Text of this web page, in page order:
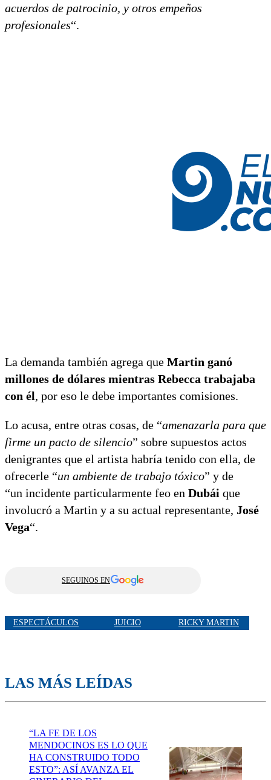
acuerdos de patrocinio, y otros empeños
profesionales“.
La demanda también agrega que Martin ganó
millones de dólares mientras Rebecca trabajaba
con él, por eso le debe importantes comisiones.
Lo acusa, entre otras cosas, de “amenazarla para que
firme un pacto de silencio” sobre supuestos actos
denigrantes que el artista habría tenido con ella, de
ofrecerle “un ambiente de trabajo tóxico” y de
“un incidente particularmente feo en Dubái que
involucró a Martin y a su actual representante, José
Vega“.
SEGUINOS EN
ESPECTÁCULOS JUICIO RICKY MARTIN
LAS MÁS LEÍDAS
“LA FE DE LOS
MENDOCINOS ES LO QUE
HA CONSTRUIDO TODO
ESTO”: ASÍ AVANZA EL